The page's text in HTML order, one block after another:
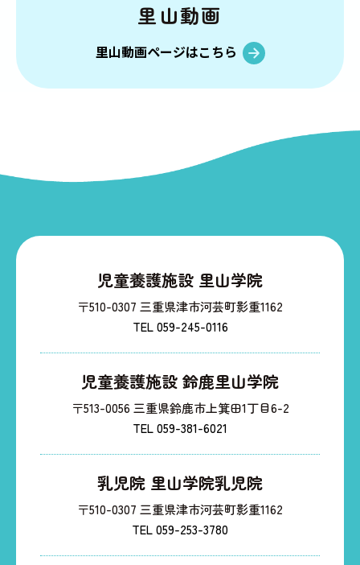
里山動画
里山動画ページはこちら
児童養護施設 里山学院
〒510-0307 三重県津市河芸町影重1162
TEL 059-245-0116
児童養護施設 鈴鹿里山学院
〒513-0056 三重県鈴鹿市上箕田1丁目6-2
TEL 059-381-6021
乳児院 里山学院乳児院
〒510-0307 三重県津市河芸町影重1162
TEL 059-253-3780